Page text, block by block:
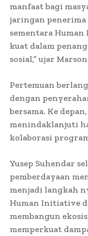
manfaat bagi
jaringan penerima
sementara
kuat dalam
sosial,” ujar
Pertemuan
dengan
bersama. Ke
menindaklanjuti
kolaborasi
Yusep Suhendar
pemberdayaan
menjadi langkah
Human Initiative
membangun
memperkuat